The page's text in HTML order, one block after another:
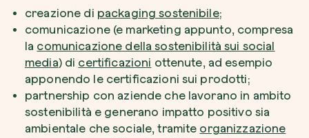
creazione di packaging sostenibile;
comunicazione (e marketing appunto, compresa
la comunicazione della sostenibilità sui social
media) di certificazioni ottenute, ad esempio
apponendo le certificazioni sui prodotti;
partnership con aziende che lavorano in ambito
sostenibilità e generano impatto positivo sia
ambientale che sociale, tramite organizzazione